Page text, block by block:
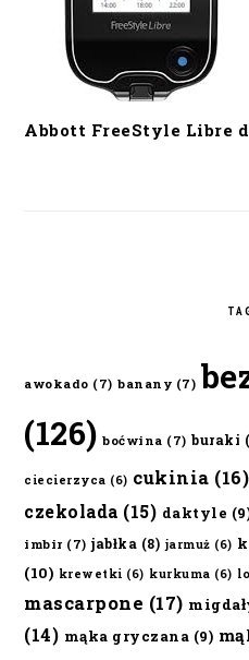
Abbott FreeStyle Libre
awokado (7) banany (7)
(126) boćwina (7) buraki
ciecierzyca (6) cukinia (16)
czekolada (15) daktyle
imbir (7) jabłka (8) jarmuż (6)
(10) krewetki (6) kurkuma (6)
mascarpone (17)
(14) mąka gryczana (9)